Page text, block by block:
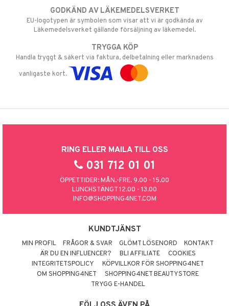
GODKÄND AV LÄKEMEDELSVERKET
EU-logotypen är symbolen som visar att vi är godkända av
Läkemedelsverket gällande försäljning av läkemedel.
TRYGGA KÖP
Handla tryggt & säkert via faktura, delbetalning eller marknadens
vanligaste kort.
RING ELLER MAILA TILL OSS
031 712 01 01
ÖPPETTIDER: MÅN.-FRE. 9.00 - 15.00
LUNCHSTÄNGT 12.00 - 13.00
INFO@SHOPPING4NET.COM
KUNDTJÄNST
MIN PROFIL FRÅGOR & SVAR GLÖMT LÖSENORD
KONTAKT
ÄR DU EN INFLUENCER?
BLI AFFILIATE
COOKIES
INTEGRITETSPOLICY
KÖPVILLKOR FÖR SHOPPING4NET
OM SHOPPING4NET
SHOPPING4NET BEAUTYSTORE
TRYGG E-HANDEL